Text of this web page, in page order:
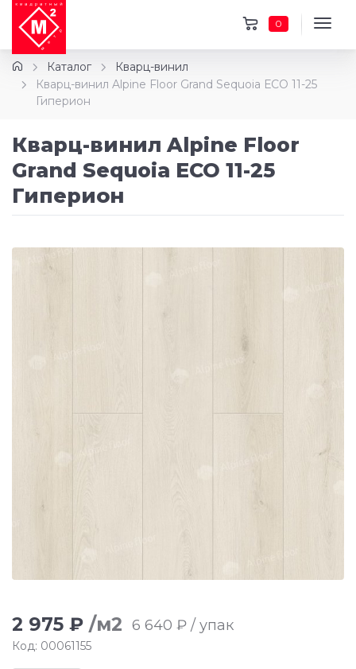
0
Каталог
Кварц-винил
Кварц-винил Alpine Floor Grand Sequoia ЕСО 11-25
Гиперион
Кварц-винил Alpine Floor
Grand Sequoia ЕСО 11-25
Гиперион
2 975 ₽ /м2 6 640 ₽ / упак
Код: 00061155